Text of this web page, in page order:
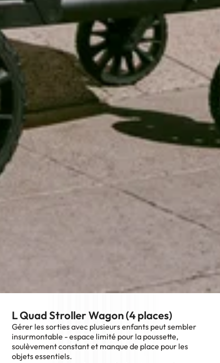
L Quad Stroller Wagon (4 places)
Gérer les sorties avec plusieurs enfants peut sembler
insurmontable - espace limité pour la poussette,
soulèvement constant et manque de place pour les
objets essentiels.